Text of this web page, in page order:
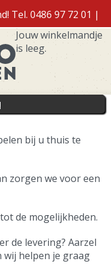
Tel. 0486 97 72 01 |
Jouw winkelmandje
is leeg.
bij u thuis te
zorgen we voor een
de mogelijkheden.
de levering? Aarzel
wij helpen je graag